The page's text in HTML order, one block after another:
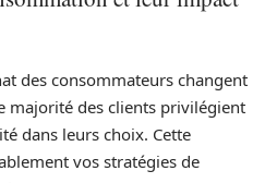
des consommateurs changent
majorité des clients privilégient
dans leurs choix. Cette
vos stratégies de